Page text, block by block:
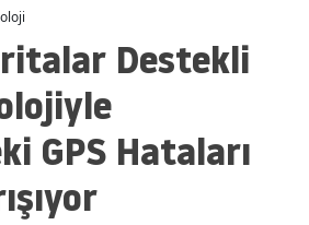
Amasya
Antalya
Destekli
GPS Hataları